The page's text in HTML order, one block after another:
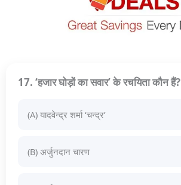
17. ‘हजार घोड़ों का सवार’ के रचयिता कौन हैं?
(A) यादवेन्द्र शर्मा ‘चन्द्र’
(B) अर्जुनदान चारण